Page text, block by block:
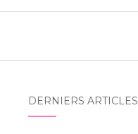
DERNIERS ARTICLES